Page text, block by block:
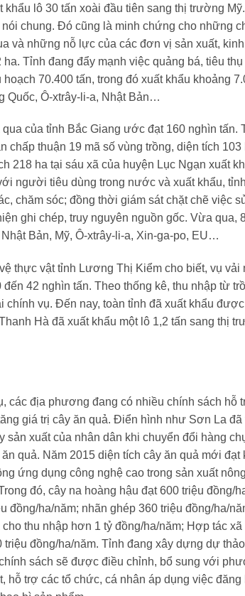
lô 30 tấn xoài đầu tiên sang thị trường
chung. Đó cũng là minh chứng cho những
và những nỗ lực của các đơn vị sản xuất,
Tỉnh đang đẩy mạnh việc quảng bá, tiêu
70.400 tấn, trong đó xuất khẩu khoảng
Quốc, Ô-xtrây-li-a, Nhật Bản…
của tỉnh Bắc Giang ước đạt 160 nghìn tấn.
chấp thuận 19 mã số vùng trồng, diện tích
218 ha tại sáu xã của huyện Lục Ngạn xuất
người tiêu dùng trong nước và xuất khẩu,
chăm sóc; đồng thời giám sát chặt chẽ việc
ghi chép, truy nguyên nguồn gốc. Vừa qua,
Bản, Mỹ, Ô-xtrây-li-a, Xin-ga-po, EU…
thực vật tỉnh Lương Thị Kiểm cho biết, vụ vải
42 nghìn tấn. Theo thống kê, thu nhập từ
chính vụ. Đến nay, toàn tỉnh đã xuất khẩu
Hà đã xuất khẩu một lô 1,2 tấn sang thị
các địa phương đang có nhiều chính sách hỗ
giá trị cây ăn quả. Điển hình như Sơn La
xuất của nhân dân khi chuyển đổi hàng
quả. Năm 2015 diện tích cây ăn quả mới đạt
ứng dụng công nghệ cao trong sản xuất
đó, cây na hoàng hậu đạt 600 triệu đồng/
đồng/ha/năm; nhãn ghép 360 triệu đồng/ha/
thu nhập hơn 1 tỷ đồng/ha/năm; Hợp tác
đồng/ha/năm. Tỉnh đang xây dựng dự
sách sẽ được điều chỉnh, bổ sung với
hỗ trợ các tổ chức, cá nhân áp dụng việc